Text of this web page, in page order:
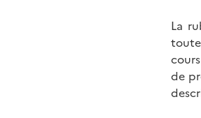
La
de